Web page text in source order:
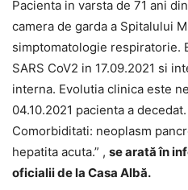
Pacienta in varsta de 71 ani
camera de garda a Spitalului
simptomatologie respiratorie.
SARS CoV2 in 17.09.2021 si
interna. Evolutia clinica este
04.10.2021 pacienta a decedat.
Comorbiditati: neoplasm
hepatita acuta.” , se arată în
oficialii de la Casa Albă.